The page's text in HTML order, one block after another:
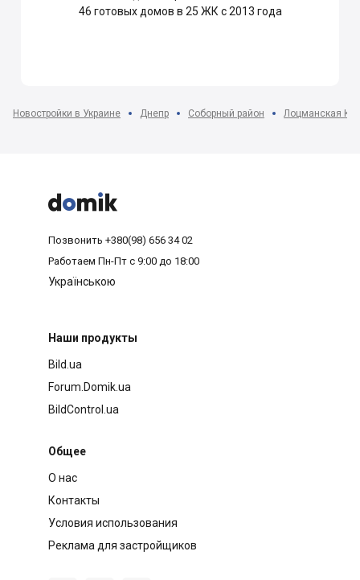
46 готовых домов в 25 ЖК с 2013 года
Новостройки в Украине Днепр Соборный район Лоцманская



Позвонить +380(98) 656 34 02
Работаем Пн-Пт с 9:00 до 18:00
Українською
Наши продукты
Bild.ua
Forum.Domik.ua
BildControl.ua
Общее
О нас
Контакты
Условия использования
Реклама для застройщиков